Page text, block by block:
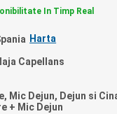
In Timp Real
Harta
Capellans
Mic Dejun, Dejun si
+ Mic Dejun